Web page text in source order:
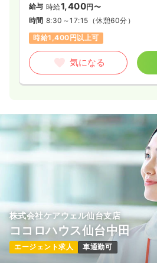
給与 時給1,400円〜
時間 8:30～17:15 （休憩60分）
時給1,400円以上可
気になる
株式会社ケアウェル仙台支店
ココロハウス仙台中田
エージェント求人 車通勤可